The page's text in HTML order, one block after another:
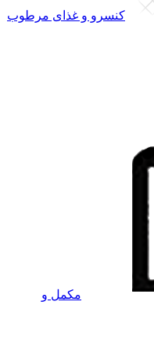
کنسرو و غذای مرطوب
مکمل و